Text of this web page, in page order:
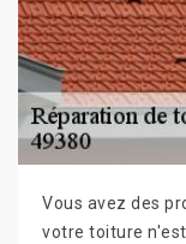
Vous avez des
votre toiture